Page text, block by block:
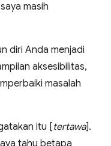
masih
diri Anda menjadi
aksesibilitas,
masalah
itu [tertawa].